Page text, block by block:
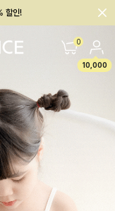
할인!
0
10,000